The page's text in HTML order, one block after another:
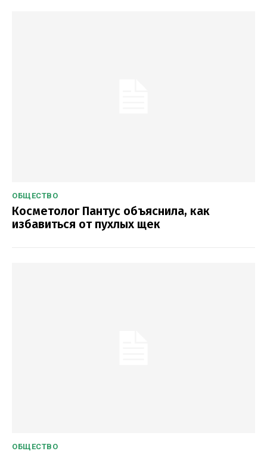
ОБЩЕСТВО
Косметолог Пантус объяснила, как
избавиться от пухлых щек
ОБЩЕСТВО